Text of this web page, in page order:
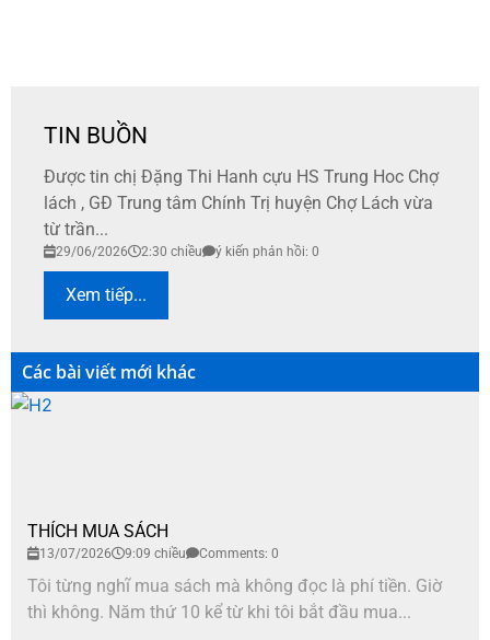
TIN BUỒN
Được tin chị Đặng Thi Hanh cựu HS Trung Hoc Chợ
lách , GĐ Trung tâm Chính Trị huyện Chợ Lách vừa
từ trần...
29/06/2026 2:30 chiều ý kiến phản hồi: 0
Xem tiếp...
Các bài viết mới khác
THÍCH MUA SÁCH
13/07/2026 9:09 chiều Comments: 0
Tôi từng nghĩ mua sách mà không đọc là phí tiền. Giờ
thì không. Năm thứ 10 kể từ khi tôi bắt đầu mua...